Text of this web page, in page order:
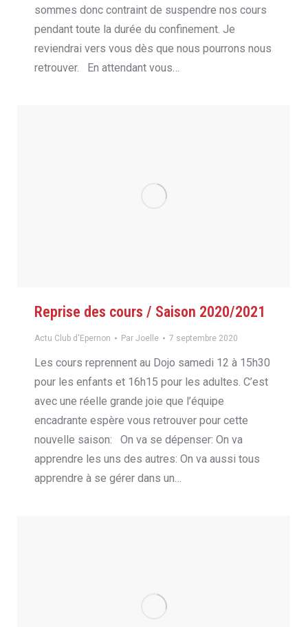
sommes donc contraint de suspendre nos cours
pendant toute la durée du confinement. Je
reviendrai vers vous dès que nous pourrons nous
retrouver. En attendant vous…
Reprise des cours / Saison 2020/2021
Actu Club d'Epernon Par Joelle 7 septembre 2020
Les cours reprennent au Dojo samedi 12 à 15h30
pour les enfants et 16h15 pour les adultes. C’est
avec une réelle grande joie que l’équipe
encadrante espère vous retrouver pour cette
nouvelle saison: On va se dépenser: On va
apprendre les uns des autres: On va aussi tous
apprendre à se gérer dans un…